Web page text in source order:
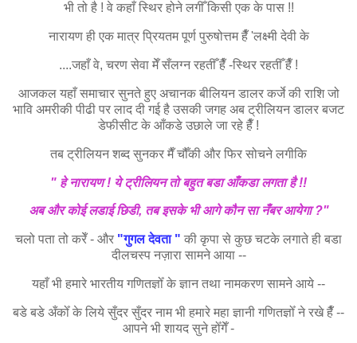
भी तो है ! वे कहाँ स्थिर होने लगीँ किसी एक के पास !!
नारायण ही एक मात्र प्रियतम पूर्ण पुरुषोत्तम हैँ 'लक्ष्मी देवी के
....जहाँ वे, चरण सेवा मेँ सँलग्न रहतीँ हैँ -स्थिर रहतीँ हैँ !
आजकल यहाँ समाचार सुनते हुए अचानक बीलियन डालर कर्जे की राशि जो
भावि अमरीकी पीढी पर लाद दी गई है उसकी जगह अब ट्रीलियन डालर बजट
डेफीसीट के आँकडे उछाले जा रहे हैँ !
तब ट्रीलियन शब्द सुनकर मैँ चौँकी और फिर सोचने लगीकि
" हे नारायण ! ये ट्रीलियन तो बहुत बडा आँकडा लगता है !!
अब और कोई लडाई छिडी, तब इसके भी आगे कौन सा नँबर आयेगा ?"
चलो पता तो करेँ - और "गुगलदेवता " की कृपा से कुछ चटके लगाते ही बडा
दीलचस्प नज़ारा सामने आया --
यहाँ भी हमारे भारतीय गणितज्ञोँ के ज्ञान तथा नामकरण सामने आये --
बडे बडे अँकोँ के लिये सुँदर सुँदर नाम भी हमारे महा ज्ञानी गणितज्ञोँ ने रखे हैँ --
आपने भी शायद सुने होँगेँ -